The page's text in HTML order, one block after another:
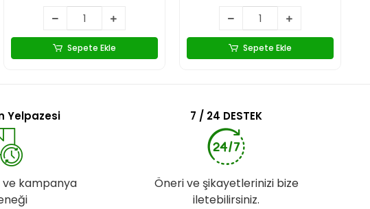
Sepete Ekle Sepete Ekle
Yelpazesi
ve kampanya
7 / 24 DESTEK
Öneri ve şikayetlerinizi bize
iletebilirsiniz.